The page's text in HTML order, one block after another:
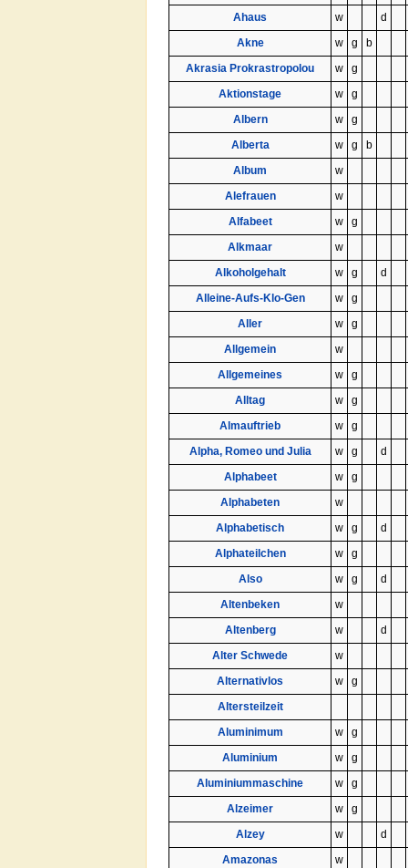
Ahaus
w
d
Akne
w g
b
Akrasia Prokrastropolou
w
g
Aktionstage
w
g
Albern
w
g
Alberta
w g
b
Album
w
Alefrauen
w
Alfabeet
w
g
Alkmaar
w
Alkoholgehalt
w g
d
Alleine-Aufs-Klo-Gen
w
g
Aller
w
g
Allgemein
w
Allgemeines
w
g
Alltag
w
g
Almauftrieb
w
g
Alpha, Romeo und Julia
w g
d
Alphabeet
w
g
Alphabeten
w
Alphabetisch
w g
d
Alphateilchen
w
g
Also
w g
d
Altenbeken
w
Altenberg
w
d
Alter Schwede
w
Alternativlos
w
g
Altersteilzeit
Aluminimum
w
g
Aluminium
w
g
Aluminiummaschine
w
g
Alzeimer
w
g
Alzey
w
d
Amazonas
w